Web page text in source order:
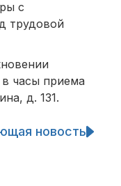
с
трудовой
часы приема
д. 131.
новость